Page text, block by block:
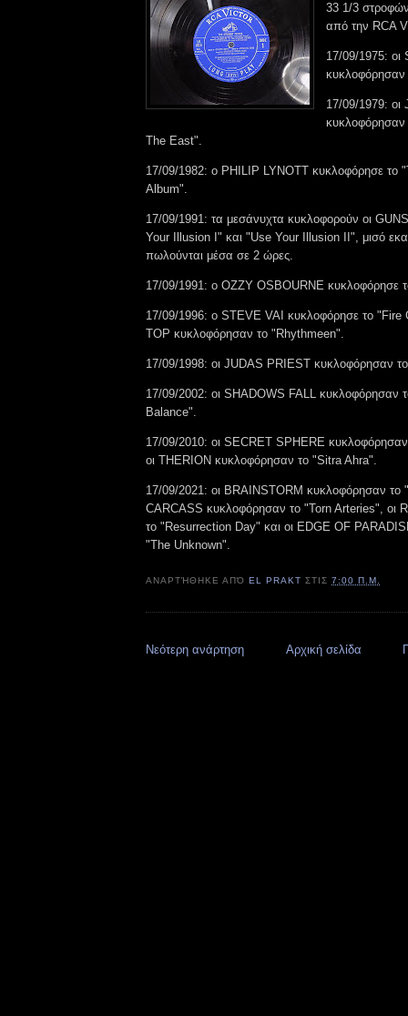
33 1/3
από την RCA
17/09/1975: οι
17/09/1979:
The East".
17/09/1982: ο PHILIP LYNOTT κυκλοφόρησε το
Album".
17/09/1991: τα μεσάνυχτα κυκλοφορούν οι
Your Illusion I" και "Use Your Illusion II", μισό
πωλούνται μέσα σε 2 ώρες.
17/09/1991: ο OZZY OSBOURNE κυκλοφόρησε
17/09/1996: ο STEVE VAI κυκλοφόρησε το "Fire
TOP κυκλοφόρησαν το "Rhythmeen".
17/09/1998: οι JUDAS PRIEST κυκλοφόρησαν
17/09/2002: οι SHADOWS FALL κυκλοφόρησαν
Balance".
17/09/2010: οι SECRET SPHERE
οι THERION κυκλοφόρησαν το "Sitra Ahra".
17/09/2021: οι BRAINSTORM κυκλοφόρησαν το
CARCASS κυκλοφόρησαν το "Torn Arteries", οι
το "Resurrection Day" και οι EDGE OF
"The Unknown".
ΑΝΑΡΤΉΘΗΚΕ ΑΠΌEL PRAKT ΣΤΙΣ7:00 Π.Μ.
Νεότερη ανάρτηση Αρχική σελίδα